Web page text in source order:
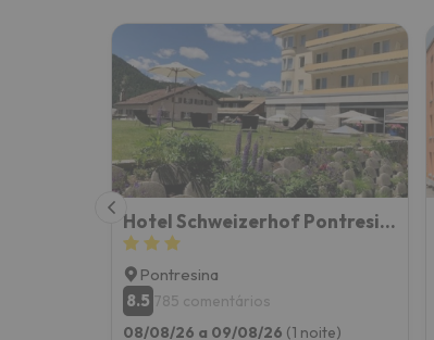
Hotel Schweizerhof Pontresina
Pontresina
8.5 785 comentários
08/08/26 a 09/08/26 (1 noite)